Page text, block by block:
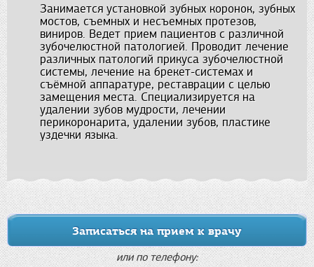
Занимается установкой зубных коронок, зубных
мостов, съемных и несъемных протезов,
виниров. Ведет прием пациентов с различной
зубочелюстной патологией. Проводит лечение
различных патологий прикуса зубочелюстной
системы, лечение на брекет-системах и
съёмной аппаратуре, реставрации с целью
замещения места. Специализируется на
удалении зубов мудрости, лечении
перикоронарита, удалении зубов, пластике
уздечки языка.
Записаться на прием к врачу
или по телефону: